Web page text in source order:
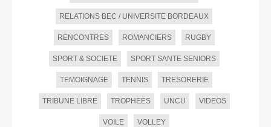
RELATIONS BEC / UNIVERSITE BORDEAUX
RENCONTRES ROMANCIERS RUGBY
SPORT & SOCIETE SPORT SANTE SENIORS
TEMOIGNAGE TENNIS TRESORERIE
TRIBUNE LIBRE TROPHEES UNCU VIDEOS
VOILE VOLLEY